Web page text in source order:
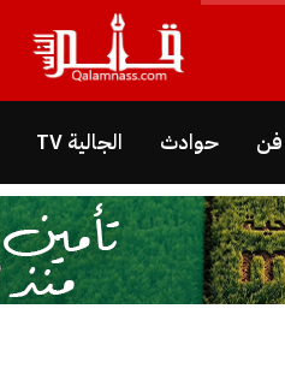
فن حوادث الجالية TV